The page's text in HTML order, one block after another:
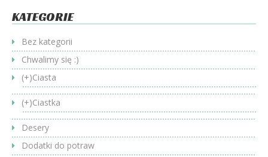
KATEGORIE
Bez kategorii
Chwalimy się :)
(+)Ciasta
(+)Ciastka
Desery
Dodatki do potraw